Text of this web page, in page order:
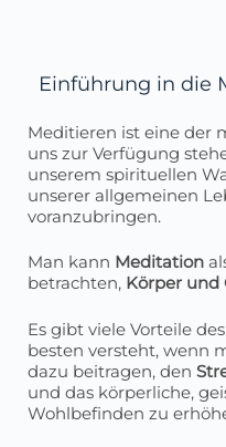
Einführung in die
Meditieren ist eine der
uns zur Verfügung
unserem spirituellen
unserer allgemeinen
voranzubringen.
Man kann Meditation
betrachten, Körper und
Es gibt viele Vorteile
besten versteht, wenn
dazu beitragen, den
und das körperliche,
Wohlbefinden zu